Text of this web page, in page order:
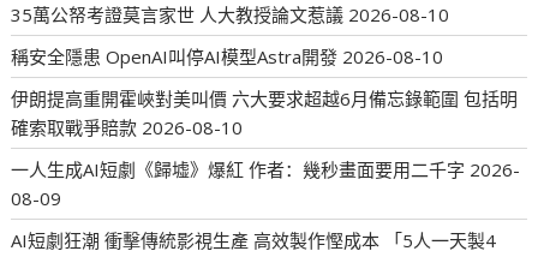
35萬公帑考證莫言家世 人大教授論文惹議 2026-08-10
稱安全隱患 OpenAI叫停AI模型Astra開發 2026-08-10
伊朗提高重開霍峽對美叫價 六大要求超越6月備忘錄範圍 包括明
確索取戰爭賠款 2026-08-10
一人生成AI短劇《歸墟》爆紅 作者：幾秒畫面要用二千字 2026-
08-09
AI短劇狂潮 衝擊傳統影視生產 高效製作慳成本 「5人一天製4